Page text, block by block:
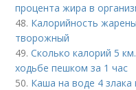
процента жира в
48. Калорийность
творожный
49.Сколько калорий 5
ходьбе пешком за 1 час
50. Каша на воде 4 злака